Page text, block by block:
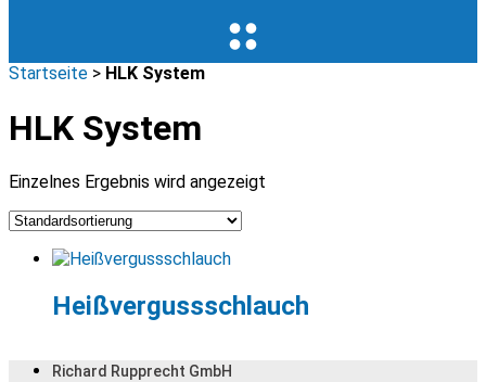
Startseite > HLK System
HLK System
Einzelnes Ergebnis wird angezeigt
Heißvergussschlauch
Richard Rupprecht GmbH